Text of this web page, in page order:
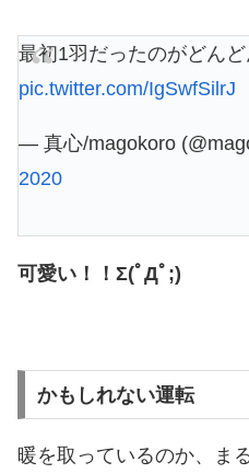
最初1羽だったのがどん
pic.twitter.com/IgSwfSilrJ
— 真心/magokoro
2020
可愛い！！Σ(ﾟДﾟ;)
かもしれない運転
暖を取っているのか、ま